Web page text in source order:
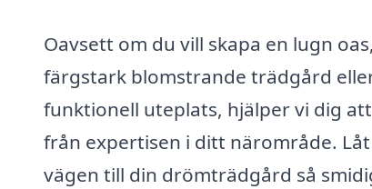
Oavsett om du vill skapa en lugn
färgstark blomstrande trädgård
funktionell uteplats, hjälper vi dig
från expertisen i ditt närområde.
vägen till din drömträdgård så